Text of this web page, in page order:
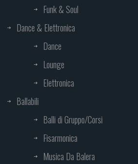
Funk & Soul
Dance & Elettronica
Dance
Lounge
Elettronica
Ballabili
Balli di Gruppo/Corsi
Fisarmonica
Musica Da Balera